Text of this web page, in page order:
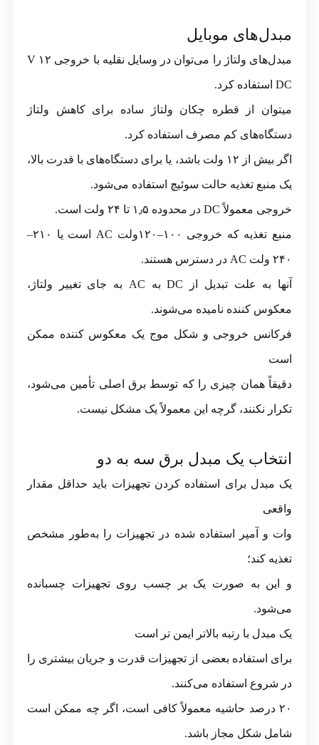
مبدل‌های موبایل
مبدل‌های ولتاژ را می‌توان در وسایل نقلیه با خروجی ۱۲ V
DC استفاده کرد.
میتوان از قطره چکان ولتاژ ساده برای کاهش ولتاژ
دستگاه‌های کم مصرف استفاده کرد.
اگر بیش از ۱۲ ولت باشد، یا برای دستگاه‌های با قدرت بالا،
یک منبع تغذیه حالت سوئیچ استفاده می‌شود.
خروجی معمولاً DC در محدوده ۱٫۵ تا ۲۴ ولت است.
منبع تغذیه که خروجی ۱۰۰–۱۲۰ولت AC است یا ۲۱۰–
۲۴۰ ولت AC در دسترس هستند.
آنها به علت تبدیل از DC به AC به جای تغییر ولتاژ،
معکوس کننده نامیده می‌شوند.
فرکانس خروجی و شکل موج یک معکوس کننده ممکن
است
دقیقاً همان چیزی را که توسط برق اصلی تأمین می‌شود،
تکرار نکنند، گرچه این معمولاً یک مشکل نیست.
انتخاب یک مبدل برق سه به دو
یک مبدل برای استفاده کردن تجهیزات باید حداقل مقدار
واقعی
وات و آمپر استفاده شده در تجهیزات را به‌طور مشخص
تغذیه کند؛
و این به صورت یک بر چسب روی تجهیزات چسبانده
می‌شود.
یک مبدل با رتبه بالاتر ایمن تر است
برای استفاده بعضی از تجهیزات قدرت و جریان بیشتری را
در شروع استفاده می‌کنند.
۲۰ درصد حاشیه معمولاً کافی است، اگر چه ممکن است
شامل شکل مجاز باشد.